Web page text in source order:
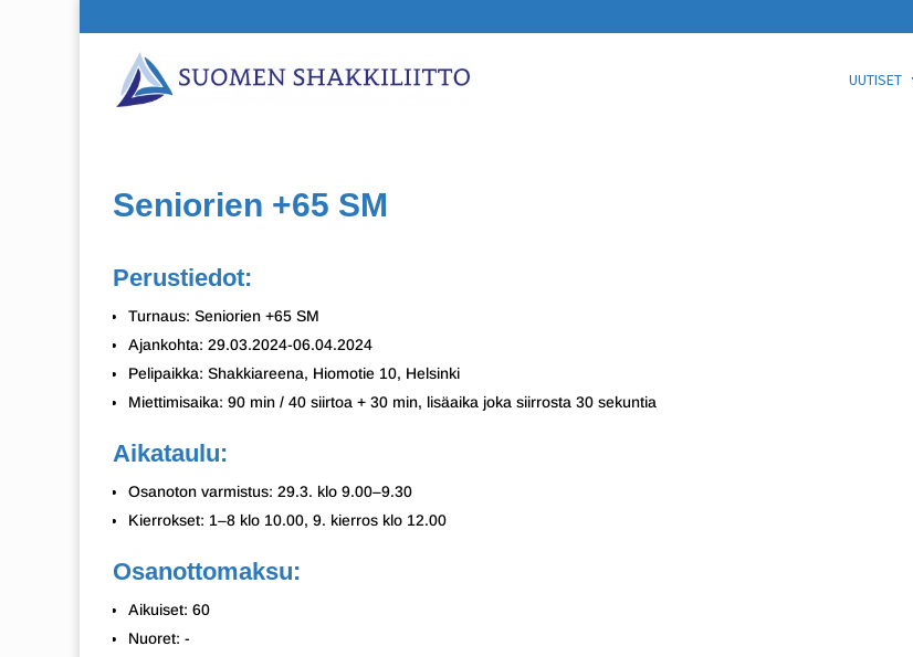
UUTISET
Seniorien +65 SM
Perustiedot:
Turnaus: Seniorien +65 SM
Ajankohta: 29.03.2024-06.04.2024
Pelipaikka: Shakkiareena, Hiomotie 10, Helsinki
Miettimisaika: 90 min / 40 siirtoa + 30 min, lisäaika joka siirrosta 30 sekuntia
Aikataulu:
Osanoton varmistus: 29.3. klo 9.00–9.30
Kierrokset: 1–8 klo 10.00, 9. kierros klo 12.00
Osanottomaksu:
Aikuiset: 60
Nuoret: -